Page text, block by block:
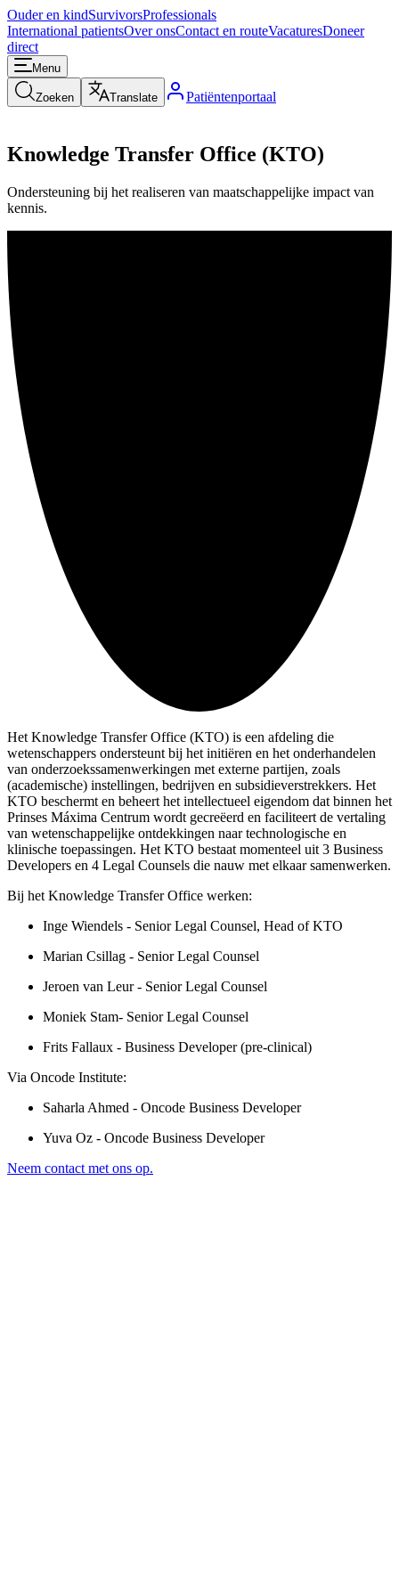
Ouder en kindSurvivorsProfessionals
International patientsOver onsContact en routeVacaturesDoneer
direct
Menu
Zoeken Translate Patiëntenportaal
Knowledge Transfer Office (KTO)
Ondersteuning bij het realiseren van maatschappelijke impact van
kennis.
Het Knowledge Transfer Office (KTO) is een afdeling die
wetenschappers ondersteunt bij het initiëren en het onderhandelen
van onderzoekssamenwerkingen met externe partijen, zoals
(academische) instellingen, bedrijven en subsidieverstrekkers. Het
KTO beschermt en beheert het intellectueel eigendom dat binnen het
Prinses Máxima Centrum wordt gecreëerd en faciliteert de vertaling
van wetenschappelijke ontdekkingen naar technologische en
klinische toepassingen. Het KTO bestaat momenteel uit 3 Business
Developers en 4 Legal Counsels die nauw met elkaar samenwerken.
Bij het Knowledge Transfer Office werken:
Inge Wiendels - Senior Legal Counsel, Head of KTO
Marian Csillag - Senior Legal Counsel
Jeroen van Leur - Senior Legal Counsel
Moniek Stam- Senior Legal Counsel
Frits Fallaux - Business Developer (pre-clinical)
Via Oncode Institute:
Saharla Ahmed - Oncode Business Developer
Yuva Oz - Oncode Business Developer
Neem contact met ons op.